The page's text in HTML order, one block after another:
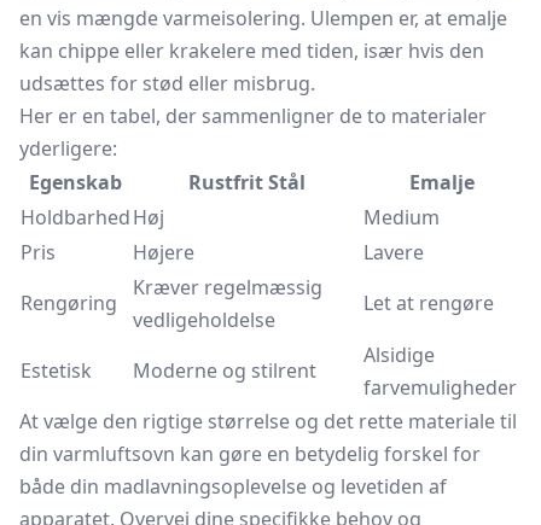
en vis mængde varmeisolering. Ulempen er, at emalje
kan chippe eller krakelere med tiden, især hvis den
udsættes for stød eller misbrug.
Her er en tabel, der sammenligner de to materialer
yderligere:
Egenskab
Rustfrit Stål
Emalje
HoldbarhedHøj
Medium
Pris
Højere
Lavere
Rengøring
Kræver regelmæssig
vedligeholdelse
Let at rengøre
Estetisk Moderne og stilrent
Alsidige
farvemuligheder
At vælge den rigtige størrelse og det rette materiale til
din varmluftsovn kan gøre en betydelig forskel for
både din madlavningsoplevelse og levetiden af
apparatet. Overvej dine specifikke behov og